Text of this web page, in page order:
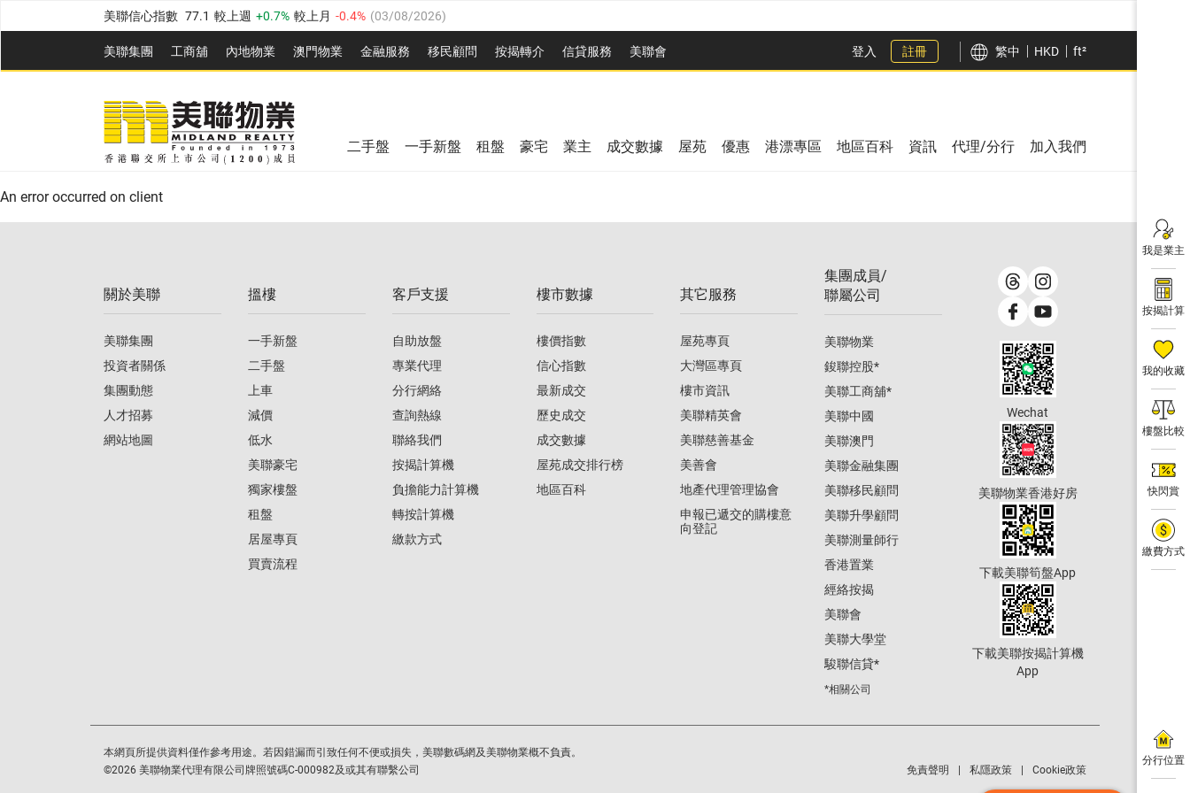
美聯信心指數 77.1 較上週 0.7% 較上月 -0.4% (03/08/2026)
全港樓價指數 149.1 較上週 0% 較上月 0.4% (03/08/2026)
港島樓價指數 157.4 較上週 -0.3% 較上月 -0.8% (03/08/2026)
九龍樓價指數 156.4 較上週 -0.1%
新界樓價指數 134.8 較上週 0.1% 0.9% 03/08/2026
美聯信心指數 77.1 較上週 0.7% 較上月
美聯集團 工商舖 內地物業 澳門物業 金融服務 移民顧問 按揭轉介 信貸服務 美聯會
全港樓價指數 149.1 較上週 0% 較上月
美聯信心指數 較上週 0.7% 03/08/2026)
登入 註冊 繁中 HKD ft²
我是業主
按揭計算
我的收藏
樓盤比較
快閃賞
繳費方式
分行位置
二手盤 一手新盤 租盤 豪宅 業主 成交數據 屋苑 優惠 港漂專區 地區百科 資訊 代理/分行 加入我們
An error occurred on client
關於美聯
美聯集團
投資者關係
集團動態
人才招募
網站地圖
搵樓
一手新盤
二手盤
上車
減價
低水
美聯豪宅
獨家樓盤
租盤
居屋專頁
買賣流程
客戶支援
自助放盤
專業代理
分行網絡
查詢熱線
聯絡我們
按揭計算機
負擔能力計算機
轉按計算機
繳款方式
樓市數據
樓價指數
信心指數
最新成交
歷史成交
成交數據
屋苑成交排行榜
地區百科
其它服務
屋苑專頁
大灣區專頁
樓市資訊
美聯精英會
美聯慈善基金
美善會
地產代理管理協會
申報已遞交的購樓意
向登記
集團成員/
聯屬公司
美聯物業
鋑聯控股*
美聯工商舖*
美聯中國
美聯澳門
美聯金融集團
美聯移民顧問
美聯升學顧問
美聯測量師行
香港置業
經絡按揭
美聯會
美聯大學堂
駿聯信貸*
*相關公司
Wechat
美聯物業香港好房
下載美聯筍盤App
下載美聯按揭計算機
App
本網頁所提供資料僅作參考用途。若因錯漏而引致任何不便或損失，美聯數碼網及美聯物業概不負責。
©2026 美聯物業代理有限公司牌照號碼C-000982及或其有聯繫公司 免責聲明 私隱政策 Cookie政策